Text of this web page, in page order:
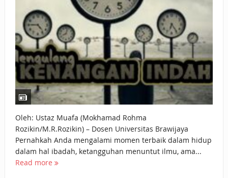
Oleh: Ustaz Muafa (Mokhamad Rohma
Rozikin/M.R.Rozikin) – Dosen Universitas Brawijaya
Pernahkah Anda mengalami momen terbaik dalam hidup
dalam hal ibadah, ketangguhan menuntut ilmu, ama...
Read more